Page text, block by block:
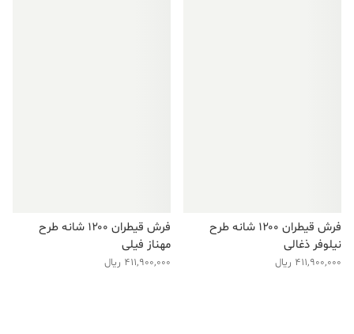
فرش قیطران ۱۲۰۰ شانه طرح
نیلوفر ذغالی
411,900,000 ریال
فرش قیطران ۱۲۰۰ شانه طرح
مهناز فیلی
411,900,000 ریال